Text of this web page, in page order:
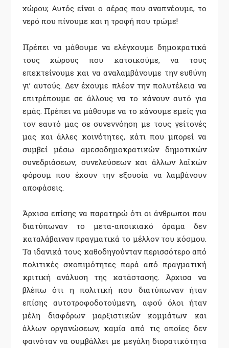
χώρου; Αυτός είναι ο αέρας που αναπνέουμε, το
νερό που πίνουμε και η τροφή που τρώμε!
Πρέπει να μάθουμε να ελέγχουμε δημοκρατικά
τους χώρους που κατοικούμε, να τους
επεκτείνουμε και να αναλαμβάνουμε την ευθύνη
γι’ αυτούς. Δεν έχουμε πλέον την πολυτέλεια να
επιτρέπουμε σε άλλους να το κάνουν αυτό για
εμάς. Πρέπει να μάθουμε να το κάνουμε εμείς για
τον εαυτό μας σε συνεννόηση με τους γείτονές
μας και άλλες κοινότητες, κάτι που μπορεί να
συμβεί μέσω αμεσοδημοκρατικών δημοτικών
συνεδριάσεων, συνελεύσεων και άλλων λαϊκών
φόρουμ που έχουν την εξουσία να λαμβάνουν
αποφάσεις.
Άρχισα επίσης να παρατηρώ ότι οι άνθρωποι που
διατύπωναν το μετα-αποικιακό όραμα δεν
καταλάβαιναν πραγματικά το μέλλον του κόσμου.
Τα ιδανικά τους καθοδηγούνταν περισσότερο από
πολιτικές σκοπιμότητες παρά από πραγματική
κριτική ανάλυση της κατάστασης. Άρχισα να
βλέπω ότι η πολιτική που διατύπωναν ήταν
επίσης αυτοτροφοδοτούμενη, αφού όλοι ήταν
μέλη διαφόρων μαρξιστικών κομμάτων και
άλλων οργανώσεων, καμία από τις οποίες δεν
φαινόταν να συμβάλλει με μεγάλη διορατικότητα